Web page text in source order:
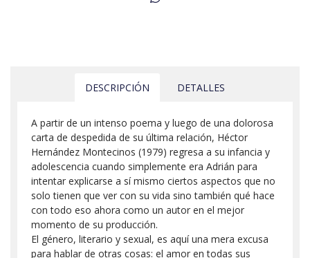
DESCRIPCIÓN DETALLES
A partir de un intenso poema y luego de una dolorosa
carta de despedida de su última relación, Héctor
Hernández Montecinos (1979) regresa a su infancia y
adolescencia cuando simplemente era Adrián para
intentar explicarse a sí mismo ciertos aspectos que no
solo tienen que ver con su vida sino también qué hace
con todo eso ahora como un autor en el mejor
momento de su producción.
El género, literario y sexual, es aquí una mera excusa
para hablar de otras cosas: el amor en todas sus